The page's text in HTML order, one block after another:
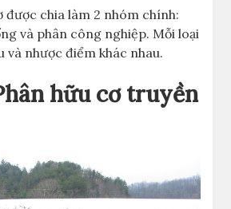
được chia làm 2 nhóm chính:
và phân công nghiệp. Mỗi loại
và nhược điểm khác nhau.
hữu cơ truyền